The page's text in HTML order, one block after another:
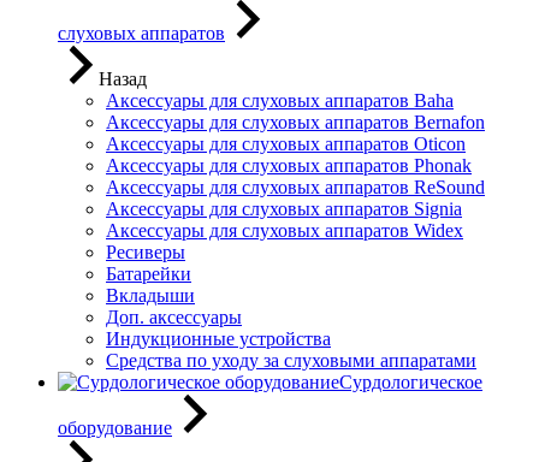
слуховых аппаратов
Назад
Аксессуары для слуховых аппаратов Baha
Аксессуары для слуховых аппаратов Bernafon
Аксессуары для слуховых аппаратов Oticon
Аксессуары для слуховых аппаратов Phonak
Аксессуары для слуховых аппаратов ReSound
Аксессуары для слуховых аппаратов Signia
Аксессуары для слуховых аппаратов Widex
Ресиверы
Батарейки
Вкладыши
Доп. аксессуары
Индукционные устройства
Средства по уходу за слуховыми аппаратами
Сурдологическое
оборудование